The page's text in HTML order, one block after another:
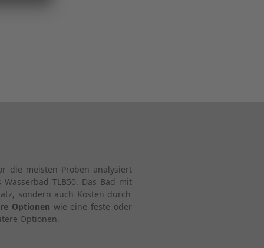
die meisten Proben analysiert
TLB50. Das Bad mit
sondern auch Kosten durch
Optionen wie eine feste oder
Optionen.